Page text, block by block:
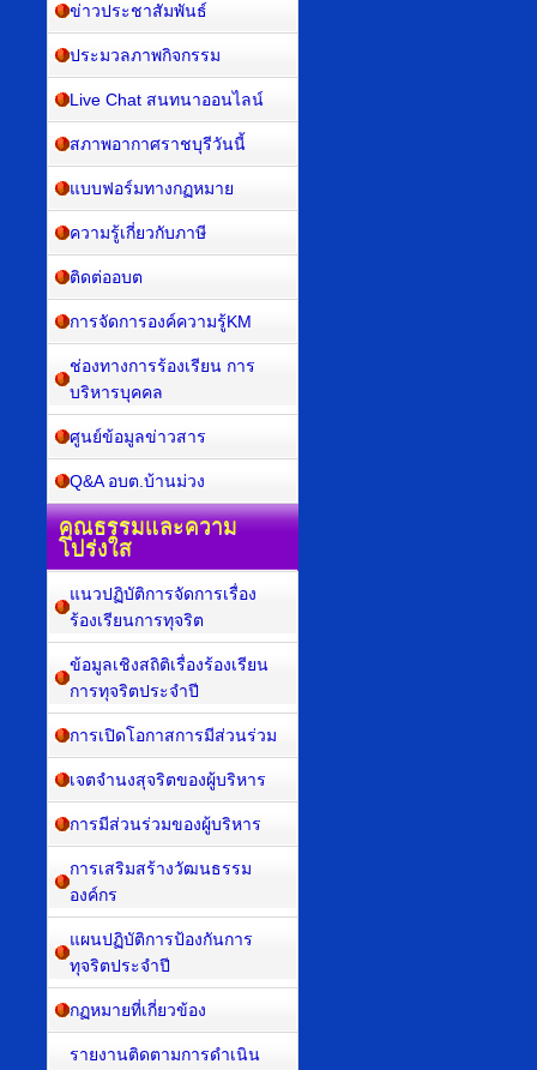
ข่าวประชาสัมพันธ์
ประมวลภาพกิจกรรม
Live Chat สนทนาออนไลน์
สภาพอากาศราชบุรีวันนี้
แบบฟอร์มทางกฏหมาย
ความรู้เกี่ยวกับภาษี
ติดต่ออบต
การจัดการองค์ความรู้KM
ช่องทางการร้องเรียน การ
บริหารบุคคล
ศูนย์ข้อมูลข่าวสาร
Q&A อบต.บ้านม่วง
คุณธรรมและความ
โปร่งใส
แนวปฏิบัติการจัดการเรื่อง
ร้องเรียนการทุจริต
ข้อมูลเชิงสถิติเรื่องร้องเรียน
การทุจริตประจำปี
การเปิดโอกาสการมีส่วนร่วม
เจตจำนงสุจริตของผู้บริหาร
การมีส่วนร่วมของผู้บริหาร
การเสริมสร้างวัฒนธรรม
องค์กร
แผนปฏิบัติการป้องกันการ
ทุจริตประจำปี
กฏหมายที่เกี่ยวข้อง
รายงานติดตามการดำเนิน